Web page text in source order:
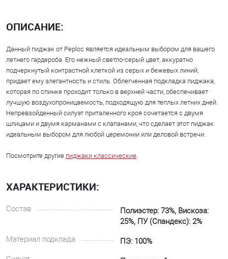
ОПИСАНИЕ:
Данный пиджак от Peplos является идеальным выбором для вашего
летнего гардероба. Его нежный светло-серый цвет, аккуратно
подчеркнутый контрастной клеткой из серых и бежевых линий,
придает ему элегантность и стиль. Облегченная подкладка пиджака,
которая по спинке проходит только в верхней части, обеспечивает
лучшую воздухопроницаемость, подходящую для теплых летних дней.
Непревзойденный силуэт приталенного кроя сочетается с двумя
шлицами и двумя карманами с клапанами, что сделает этот пиджак
идеальным выбором для любой церемонии или деловой встречи.
Посмотрите другие пиджаки классические.
ХАРАКТЕРИСТИКИ:
Состав
Полиэстер: 73%, Вискоза:
25%, ПУ (Спандекс): 2%
Материал подклада
ПЭ: 100%